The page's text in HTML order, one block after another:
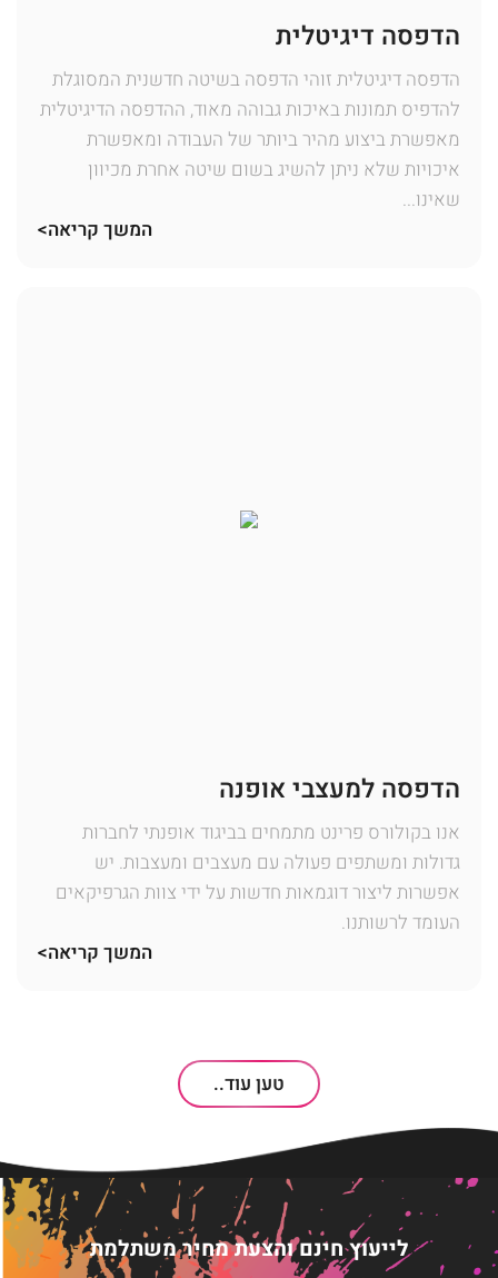
הדפסה דיגיטלית
הדפסה דיגיטלית זוהי הדפסה בשיטה חדשנית המסוגלת
להדפיס תמונות באיכות גבוהה מאוד, ההדפסה הדיגיטלית
מאפשרת ביצוע מהיר ביותר של העבודה ומאפשרת
איכויות שלא ניתן להשיג בשום שיטה אחרת מכיוון
שאינו...
המשך קריאה>
הדפסה למעצבי אופנה
אנו בקולורס פרינט מתמחים בביגוד אופנתי לחברות
גדולות ומשתפים פעולה עם מעצבים ומעצבות. יש
אפשרות ליצור דוגמאות חדשות על ידי צוות הגרפיקאים
העומד לרשותנו.
המשך קריאה>
טען עוד..
לייעוץ חינם והצעת מחיר משתלמת